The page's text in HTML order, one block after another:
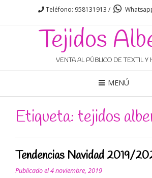
Teléfono: 958131913 /
Tejidos
VENTA AL PÚBLICO DE TEXTIL Y
MENÚ
Etiqueta: tejidos
Tendencias Navidad 2019/
Publicado el4 noviembre, 2019